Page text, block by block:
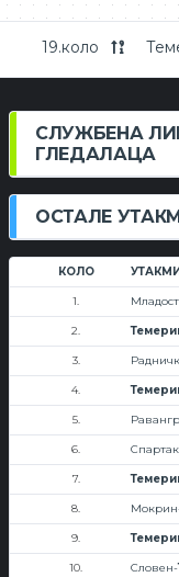
19.коло
СЛУЖБЕНА
ГЛЕДАЛАЦА
ОСТАЛЕ
КОЛО
1.
2.
3.
4.
5.
6.
7.
8.
9.
10. Словен-